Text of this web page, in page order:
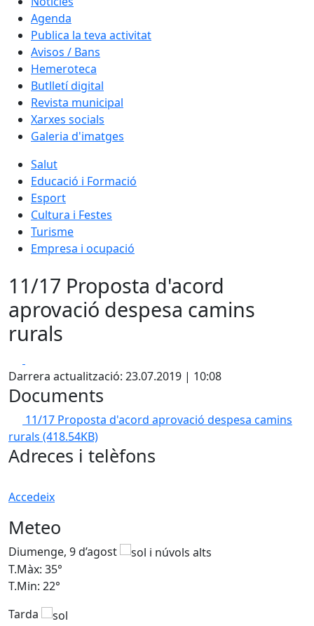
Agenda
Publica la teva activitat
Avisos / Bans
Hemeroteca
Butlletí digital
Revista municipal
Xarxes socials
Galeria d'imatges
Salut
Educació i Formació
Esport
Cultura i Festes
Turisme
Empresa i ocupació
11/17 Proposta d'acord
aprovació despesa camins
rurals
Darrera actualització: 23.07.2019 | 10:08
Documents
11/17 Proposta d'acord aprovació despesa camins
rurals (418.54KB)
Adreces i telèfons
Accedeix
Meteo
Diumenge, 9 d’agost
T.Màx: 35°
T.Min: 22°
Tarda